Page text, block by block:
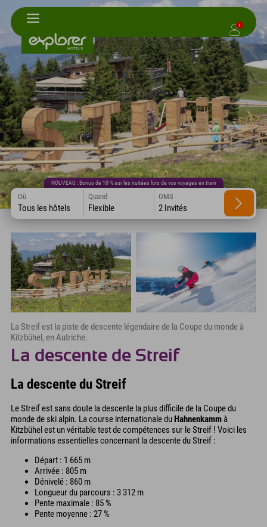
1
NOUVEAU : Bonus de 10 % sur les nuitées lors de vos voyages en train
Où
Tous les hôtels
Quand
Flexible
OMS
2 Invités
La Streif est la piste de descente légendaire de la Coupe du monde à
Kitzbühel, en Autriche.
La descente de Streif
La descente du Streif
Le Streif est sans doute la descente la plus difficile de la Coupe du
monde de ski alpin. La course internationale duHahnenkamm à
Kitzbühel est un véritable test de compétences sur le Streif ! Voici les
informations essentielles concernant la descente du Streif :
Départ : 1 665 m
Arrivée : 805 m
Dénivelé : 860 m
Longueur du parcours : 3 312 m
Pente maximale : 85 %
Pente moyenne : 27 %